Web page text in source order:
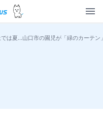
は夏…山口市の園児が「緑のカーテン